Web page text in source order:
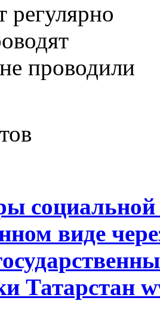
регулярно
проводили
виде
Татарстан